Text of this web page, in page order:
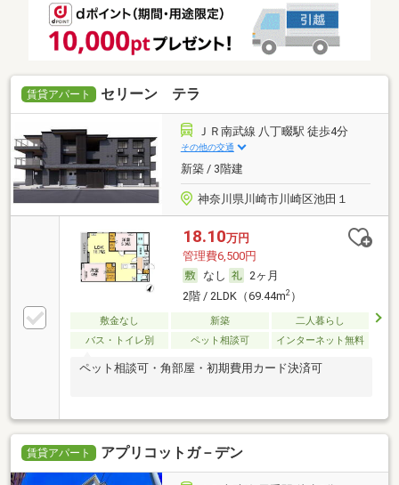
賃貸アパート セリーン テラ
ＪＲ南武線 八丁畷駅 徒歩4分
その他の交通
新築 / 3階建
神奈川県川崎市川崎区池田１
18.10万円
管理費6,500円
なし
2ヶ月
2階 / 2LDK（69.44m2）
敷金なし 新築
二人暮らし
バス・トイレ別
ペット相談可 インターネット無料
ペット相談可・角部屋・初期費用カード決済可
賃貸アパート アプリコットガ－デン